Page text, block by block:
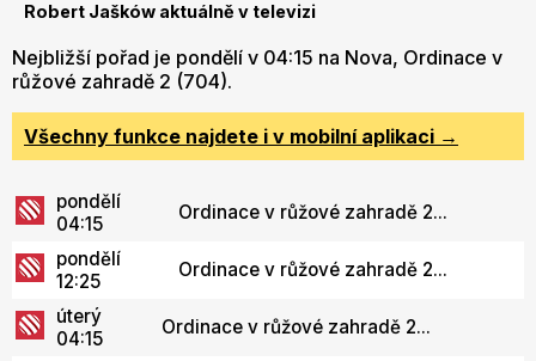
Robert Jašków aktuálně v televizi
Nejbližší pořad je pondělí v 04:15 na Nova, Ordinace v
růžové zahradě 2 (704).
Všechny funkce najdete i v mobilní aplikaci →
pondělí
04:15
Ordinace v růžové zahradě 2...
pondělí
12:25
Ordinace v růžové zahradě 2...
úterý
04:15
Ordinace v růžové zahradě 2...